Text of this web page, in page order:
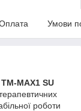
Умови
MAX1 SU
роботи